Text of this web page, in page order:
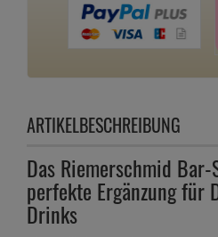
ARTIKELBESCHREIBUNG
Das Riemerschmid
perfekte Ergänzung für
Drinks